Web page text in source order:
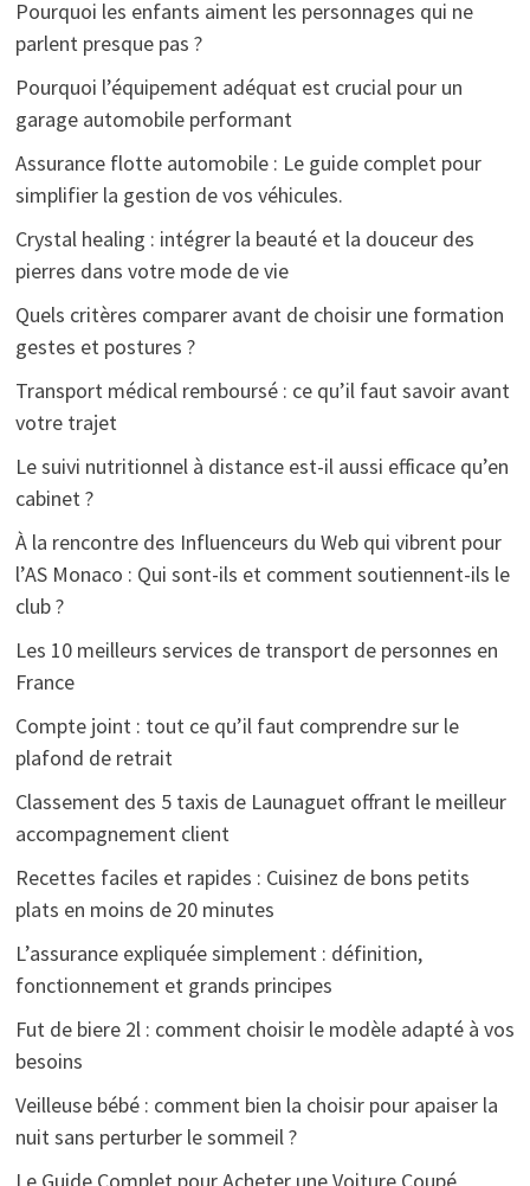
Pourquoi les enfants aiment les personnages qui ne
parlent presque pas ?
Pourquoi l’équipement adéquat est crucial pour un
garage automobile performant
Assurance flotte automobile : Le guide complet pour
simplifier la gestion de vos véhicules.
Crystal healing : intégrer la beauté et la douceur des
pierres dans votre mode de vie
Quels critères comparer avant de choisir une formation
gestes et postures ?
Transport médical remboursé : ce qu’il faut savoir avant
votre trajet
Le suivi nutritionnel à distance est-il aussi efficace qu’en
cabinet ?
À la rencontre des Influenceurs du Web qui vibrent pour
l’AS Monaco : Qui sont-ils et comment soutiennent-ils le
club ?
Les 10 meilleurs services de transport de personnes en
France
Compte joint : tout ce qu’il faut comprendre sur le
plafond de retrait
Classement des 5 taxis de Launaguet offrant le meilleur
accompagnement client
Recettes faciles et rapides : Cuisinez de bons petits
plats en moins de 20 minutes
L’assurance expliquée simplement : définition,
fonctionnement et grands principes
Fut de biere 2l : comment choisir le modèle adapté à vos
besoins
Veilleuse bébé : comment bien la choisir pour apaiser la
nuit sans perturber le sommeil ?